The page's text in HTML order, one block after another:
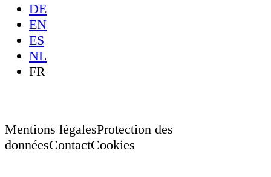
DE
EN
ES
NL
FR
Mentions légalesProtection des
donnéesContactCookies